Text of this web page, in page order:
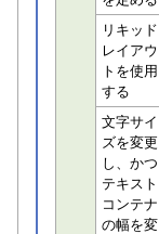
リキッド
レイアウ
トを使用
する
文字サイ
ズを変更
し、かつ
テキスト
コンテナ
の幅を変